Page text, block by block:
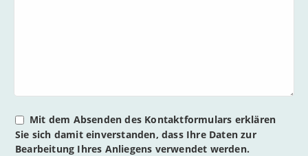
Mit dem Absenden des Kontaktformulars erklären
Sie sich damit einverstanden, dass Ihre Daten zur
Bearbeitung Ihres Anliegens verwendet werden.